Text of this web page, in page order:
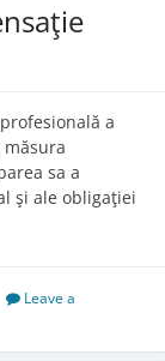
a
sa a
şi ale obligaţiei
Leave a